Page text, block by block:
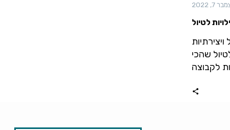
7, 2022
לטיול
שהכי
לקבוצה